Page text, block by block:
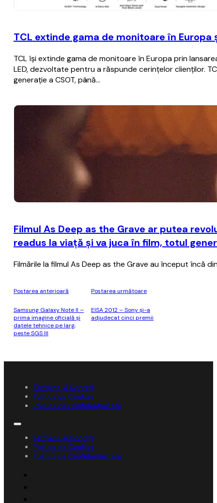
TCL extinde gama de monitoare în
TCL își extinde gama de monitoare în Europa prin
LED, dezvoltate pentru a răspunde cerințelor clienților.
generație a CSOT, până…
Filmul As Deep as the Grave ar putea
readus la viaţă şi va juca în film, totul
Filmările la filmul As Deep as the Grave au început încă
Postarea anterioară
Samsung Galaxy Note II –
prima imagine oficială și
datele tehnice pe larg,
peste SGS III
Postarea următoare
EISA 2012 – Sony și-a
adjudecat cinci premii
Termene și Condiții
Politica de Cookies
Politica de Confidențialitate
Termene și Condiții
Politica de Cookies
Politica de Confidențialitate